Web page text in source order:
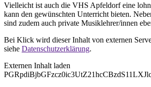
Vielleicht ist auch die VHS Apfeldorf eine
kann den gewünschten Unterricht bieten.
sind zudem auch private Musiklehrer/innen
Bei Klick wird dieser Inhalt von externen
siehe Datenschutzerklärung.
Externen Inhalt laden